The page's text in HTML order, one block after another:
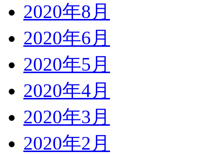
2020年8月
2020年6月
2020年5月
2020年4月
2020年3月
2020年2月